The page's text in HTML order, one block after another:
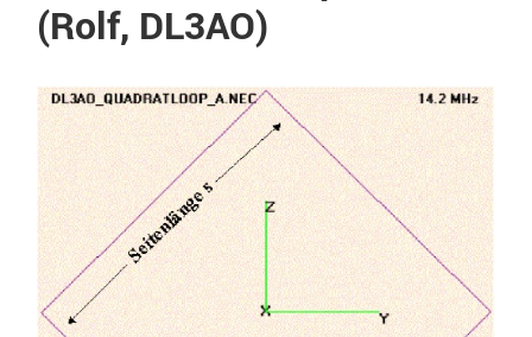
(Rolf, DL3AO)